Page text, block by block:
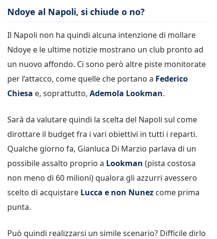
Ndoye al Napoli, si chiude o no?
Il Napoli non ha quindi alcuna intenzione di mollare
Ndoye e le ultime notizie mostrano un club pronto ad
un nuovo affondo. Ci sono però altre piste monitorate
per l’attacco, come quelle che portano a Federico
Chiesa e, soprattutto, Ademola Lookman.
Sarà da valutare quindi la scelta del Napoli sul come
dirottare il budget fra i vari obiettivi in tutti i reparti.
Qualche giorno fa, Gianluca Di Marzio parlava di un
possibile assalto proprio a Lookman (pista costosa
non meno di 60 milioni) qualora gli azzurri avessero
scelto di acquistare Lucca e non Nunez come prima
punta.
Può quindi realizzarsi un simile scenario? Difficile dirlo